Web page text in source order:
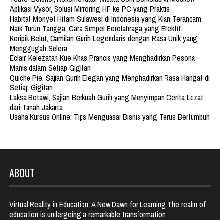
Aplikasi Vysor, Solusi Mirroring HP ke PC yang Praktis
Habitat Monyet Hitam Sulawesi di Indonesia yang Kian Terancam
Naik Turun Tangga, Cara Simpel Berolahraga yang Efektif
Keripik Belut, Camilan Gurih Legendaris dengan Rasa Unik yang
Menggugah Selera
Eclair, Kelezatan Kue Khas Prancis yang Menghadirkan Pesona
Manis dalam Setiap Gigitan
Quiche Pie, Sajian Gurih Elegan yang Menghadirkan Rasa Hangat di
Setiap Gigitan
Laksa Betawi, Sajian Berkuah Gurih yang Menyimpan Cerita Lezat
dari Tanah Jakarta
Usaha Kursus Online: Tips Menguasai Bisnis yang Terus Bertumbuh
ABOUT
Virtual Reality in Education: A New Dawn for Learning The realm of
education is undergoing a remarkable transformation